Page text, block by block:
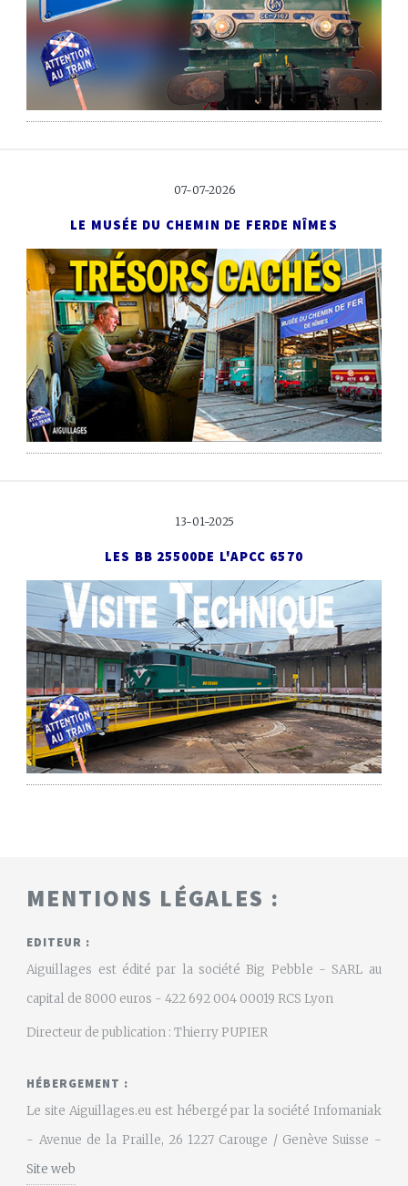
07-07-2026
LE MUSÉE DU CHEMIN DE FERDE NÎMES
13-01-2025
LES BB 25500DE L'APCC 6570
MENTIONS LÉGALES :
EDITEUR :
Aiguillages est édité par la société Big Pebble - SARL au
capital de 8000 euros - 422 692 004 00019 RCS Lyon
Directeur de publication : Thierry PUPIER
HÉBERGEMENT :
Le site Aiguillages.eu est hébergé par la société Infomaniak
- Avenue de la Praille, 26 1227 Carouge / Genève Suisse -
Site web